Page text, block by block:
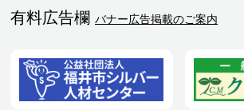
有料広告欄 バナー広告掲載のご案内